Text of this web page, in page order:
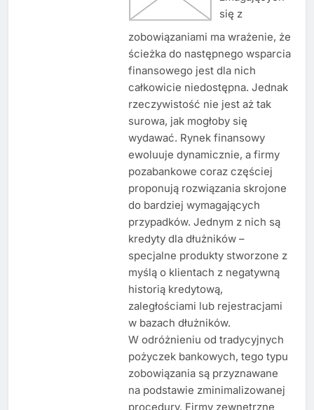
się z
zobowiązaniami ma wrażenie, że
ścieżka do następnego wsparcia
finansowego jest dla nich
całkowicie niedostępna. Jednak
rzeczywistość nie jest aż tak
surowa, jak mogłoby się
wydawać. Rynek finansowy
ewoluuje dynamicznie, a firmy
pozabankowe coraz częściej
proponują rozwiązania skrojone
do bardziej wymagających
przypadków. Jednym z nich są
kredyty dla dłużników –
specjalne produkty stworzone z
myślą o klientach z negatywną
historią kredytową,
zaległościami lub rejestracjami
w bazach dłużników.
W odróżnieniu od tradycyjnych
pożyczek bankowych, tego typu
zobowiązania są przyznawane
na podstawie zminimalizowanej
procedury. Firmy zewnętrzne